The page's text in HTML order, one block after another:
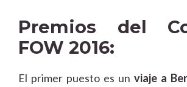
Premios del
FOW 2016:
El primer puesto es un viaje a